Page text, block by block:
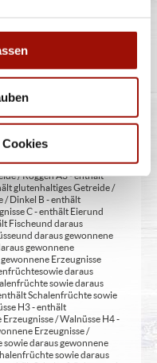
16 - chininhaltig 17 -
19 - mit
(bei Azo-Farbstoffen) 22
25 - mit Stabilisatoren 26 -
glutenhaltiges Getreide
/ Roggen A3 - enthält
glutenhaltiges Getreide /
/ Dinkel B - enthält
C - enthält Eier und
Fische und daraus
und daraus gewonnene
gewonnene
Erzeugnisse
sowie daraus
sowie daraus
Schalenfrüchte sowie
H3 - enthält
/ Walnüsse H4 -
Erzeugnisse /
sowie daraus gewonnene
sowie daraus